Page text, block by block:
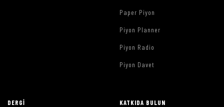
Paper Piyon
Piyon Planner
Piyon Radio
Piyon Davet
DERGI KATKIDA BULUN